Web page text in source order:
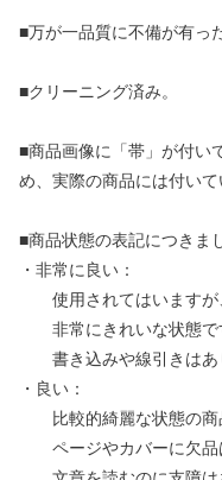
■万が一品質に不備が有っ
■クリーニング済み。
■商品画像に「帯」が付い
め、実際の商品には付いて
■商品状態の表記につきま
・非常に良い：
使用されてはいますが
非常にきれいな状態で
書き込みや線引きはあ
・良い：
比較的綺麗な状態の商
ページやカバーに欠品